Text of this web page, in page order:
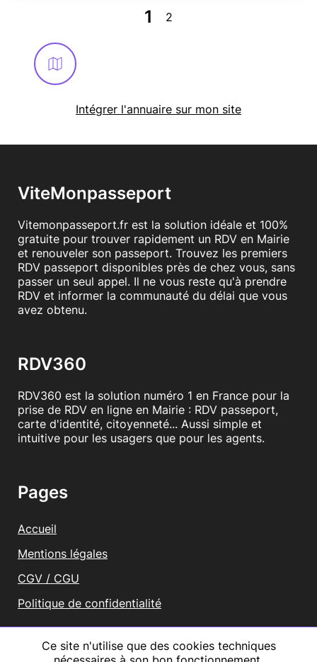
1 2
Intégrer l'annuaire sur mon site
Ce site n'utilise que des cookies techniques
ViteMonpasseport
Vitemonpasseport.fr est la solution idéale et 100%
gratuite pour trouver rapidement un RDV en Mairie
et renouveler son passeport. Trouvez les premiers
RDV passeport disponibles près de chez vous, sans
passer un seul appel. Il ne vous reste qu'à prendre
RDV et informer la communauté du délai que vous
avez obtenu.
RDV360
RDV360 est la solution numéro 1 en France pour la
prise de RDV en ligne en Mairie : RDV passeport,
carte d'identité, citoyenneté... Aussi simple et
intuitive pour les usagers que pour les agents.
Pages
Accueil
Mentions légales
CGV / CGU
Politique de confidentialité
Vous représentez une mairie ?